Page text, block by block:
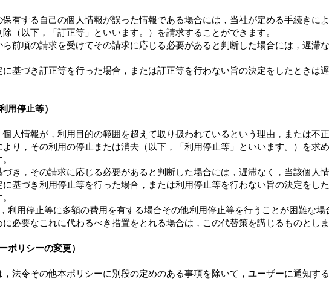
有する自己の個人情報が誤った情報である場合には，当社が定める手続きに
（以下，「訂正等」といいます。）を請求することができます。
前項の請求を受けてその請求に応じる必要があると判断した場合には，遅滞
基づき訂正等を行った場合，または訂正等を行わない旨の決定をしたときは
用停止等）
個人情報が，利用目的の範囲を超えて取り扱われているという理由，または不
より，その利用の停止または消去（以下，「利用停止等」といいます。）を求
き，その請求に応じる必要があると判断した場合には，遅滞なく，当該個人
基づき利用停止等を行った場合，または利用停止等を行わない旨の決定をし
利用停止等に多額の費用を有する場合その他利用停止等を行うことが困難な場
必要なこれに代わるべき措置をとれる場合は，この代替策を講じるものとしま
ポリシーの変更）
法令その他本ポリシーに別段の定めのある事項を除いて，ユーザーに通知す